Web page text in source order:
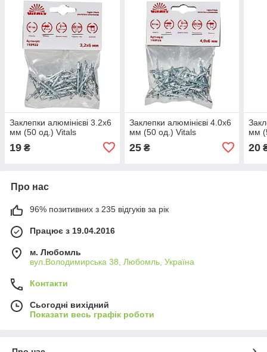
Заклепки алюмінієві 3.2x6
мм (50 од.) Vitals
19 ₴
Заклепки алюмінієві 4.0x6
мм (50 од.) Vitals
25₴
мм
20
Про нас
96% позитивних з 235 відгуків за рік
Працює з 19.04.2016
м. Любомль
вул.Володимирська 38, Любомль, Україна
Контакти
Сьогодні вихідний
Показати весь графік роботи